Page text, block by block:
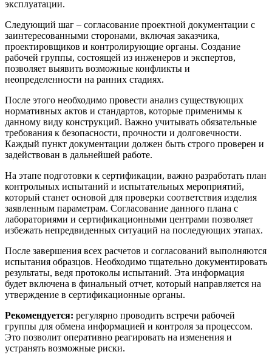
эксплуатации.
Следующий шаг – согласование проектной документации с
заинтересованными сторонами, включая заказчика,
проектировщиков и контролирующие органы. Создание
рабочей группы, состоящей из инженеров и экспертов,
позволяет выявить возможные конфликты и
неопределенности на ранних стадиях.
После этого необходимо провести анализ существующих
нормативных актов и стандартов, которые применимы к
данному виду конструкций. Важно учитывать обязательные
требования к безопасности, прочности и долговечности.
Каждый пункт документации должен быть строго проверен и
задействован в дальнейшей работе.
На этапе подготовки к сертификации, важно разработать план
контрольных испытаний и испытательных мероприятий,
который станет основой для проверки соответствия изделия
заявленным параметрам. Согласование данного плана с
лабораториями и сертификационными центрами позволяет
избежать непредвиденных ситуаций на последующих этапах.
После завершения всех расчетов и согласований выполняются
испытания образцов. Необходимо тщательно документировать
результаты, ведя протоколы испытаний. Эта информация
будет включена в финальный отчет, который направляется на
утверждение в сертификационные органы.
Рекомендуется: регулярно проводить встречи рабочей
группы для обмена информацией и контроля за процессом.
Это позволит оперативно реагировать на изменения и
устранять возможные риски.